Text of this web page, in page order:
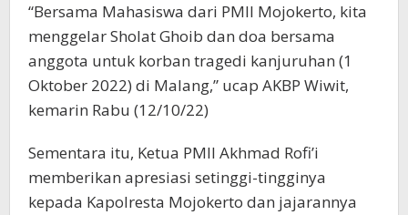
“Bersama Mahasiswa dari PMII Mojokerto, kita
menggelar Sholat Ghoib dan doa bersama
anggota untuk korban tragedi kanjuruhan (1
Oktober 2022) di Malang,” ucap AKBP Wiwit,
kemarin Rabu (12/10/22)
Sementara itu, Ketua PMII Akhmad Rofi’i
memberikan apresiasi setinggi-tingginya
kepada Kapolresta Mojokerto dan jajarannya